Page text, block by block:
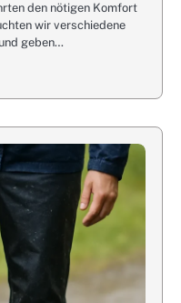
den nötigen Komfort
wir verschiedene
geben…